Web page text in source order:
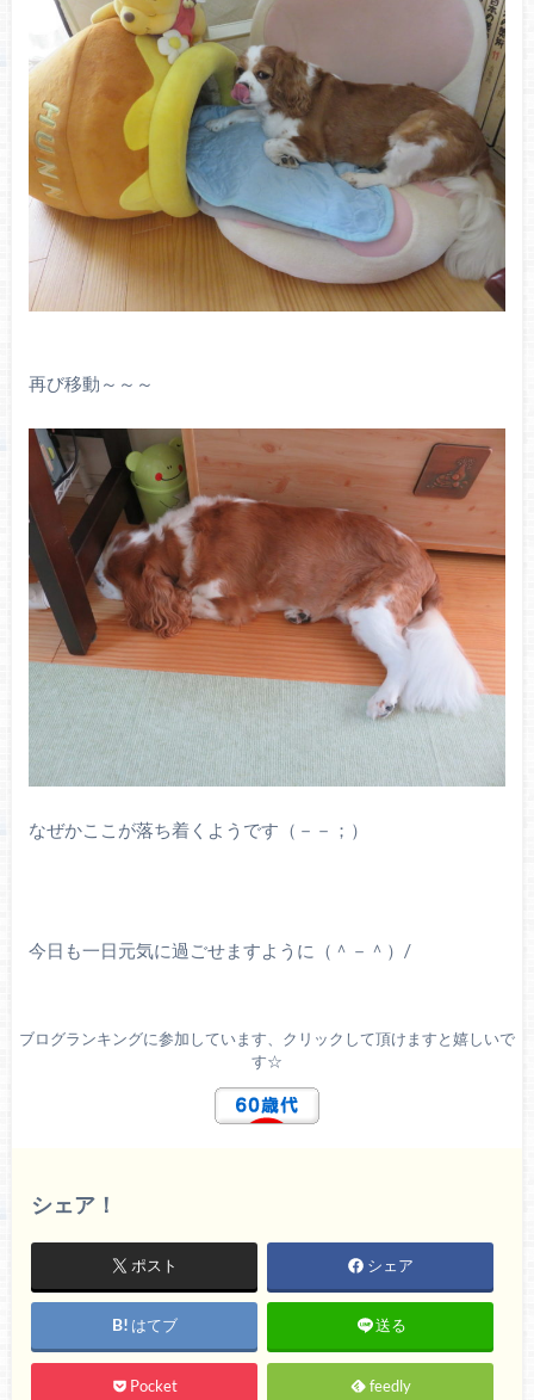
再び移動～～～
なぜかここが落ち着くようです（－－；）
今日も一日元気に過ごせますように（＾－＾）/
ブログランキングに参加しています、クリックして頂けますと嬉しいで
す☆
シェア！
ポスト シェア
はてブ 送る
Pocket feedly